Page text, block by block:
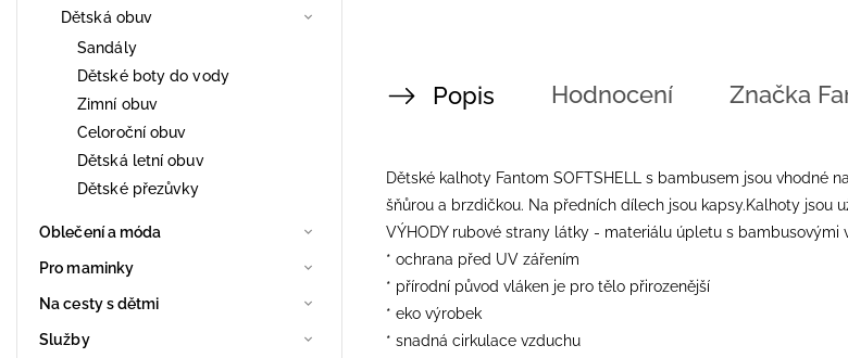
Dětská obuv
Sandály
Dětské boty do vody
Zimní obuv
Celoroční obuv
Dětská letní obuv
Dětské přezůvky
Oblečení a móda
Pro maminky
Na cesty s dětmi
Služby
Popis Hodnocení Značka
Dětské kalhoty Fantom SOFTSHELL s bambusem jsou vhodné
šňůrou a brzdičkou. Na předních dílech jsou kapsy.Kalhoty jsou
VÝHODY rubové strany látky - materiálu úpletu s bambusovými
* ochrana před UV zářením
* přírodní původ vláken je pro tělo přirozenější
* eko výrobek
* snadná cirkulace vzduchu